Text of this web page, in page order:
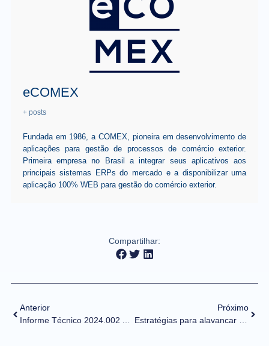
eCOMEX
+ posts
Fundada em 1986, a COMEX, pioneira em desenvolvimento de
aplicações para gestão de processos de comércio exterior.
Primeira empresa no Brasil a integrar seus aplicativos aos
principais sistemas ERPs do mercado e a disponibilizar uma
aplicação 100% WEB para gestão do comércio exterior.
Compartilhar:
Anterior
Próximo